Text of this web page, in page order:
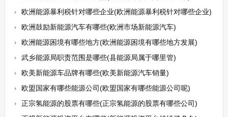
欧洲能源暴利税针对哪些企业(欧洲能源暴利税针对哪些企业)
欧洲鼓励新能源汽车有哪些(欧洲市场新能源汽车)
欧洲能源困境有哪些地方(欧洲能源困境有哪些地方发展)
武乡能源局职责范围是哪些(县能源局属于哪里管)
欧美新能源车品牌有哪些(欧美新能源汽车销量)
欧盟国家有哪些能源公司(欧盟国家有哪些能源公司呢)
正宗氢能源的股票有哪些(正宗氢能源的股票有哪些公司)